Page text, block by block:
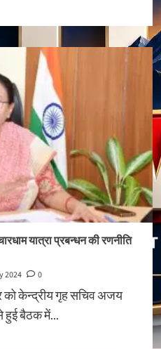
यात्रा प्रबन्धन की रणनीति
2024 0
को केन्द्रीय गृह सचिव अजय
हुई बैठक में...